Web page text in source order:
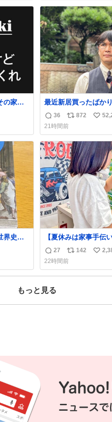
数
ス
ト
数
ね
数
の家族
のは誹
ゃん
最近新居買ったばか
らっちゃった長男
返
信
数
36
リ
ポ
ス
ト
数
872
い
ね
数
21時間前
界史が
【夏休みは家事手伝
らバイト代もらえば
らない、と言って黙
あとでソフトクリー
した。
返
信
数
27
リ
ポ
ス
142
い
ね
22時間前
もっと見る